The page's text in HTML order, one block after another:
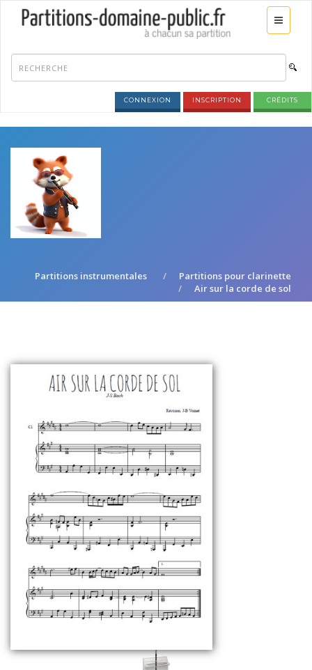
CONNEXION INSCRIPTION CRÉDITS
Partitions instrumentales
Partitions pour clarinette
Air sur la corde de sol